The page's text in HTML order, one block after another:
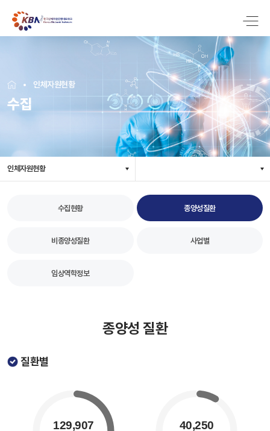
인체자원현황
수집
인체자원현황
수집현황 종양성질환
비종양성질환 사업별
임상역학정보
종양성 질환
질환별